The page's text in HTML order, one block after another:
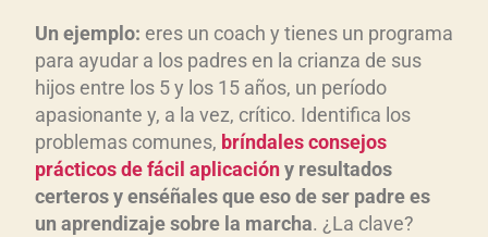
Un ejemplo: eres un coach y tienes un programa
para ayudar a los padres en la crianza de sus
hijos entre los 5 y los 15 años, un período
apasionante y, a la vez, crítico. Identifica los
problemas comunes, bríndales consejos
prácticos de fácil aplicacióny resultados
certeros y enséñales que eso de ser padre es
un aprendizaje sobre la marcha. ¿La clave?